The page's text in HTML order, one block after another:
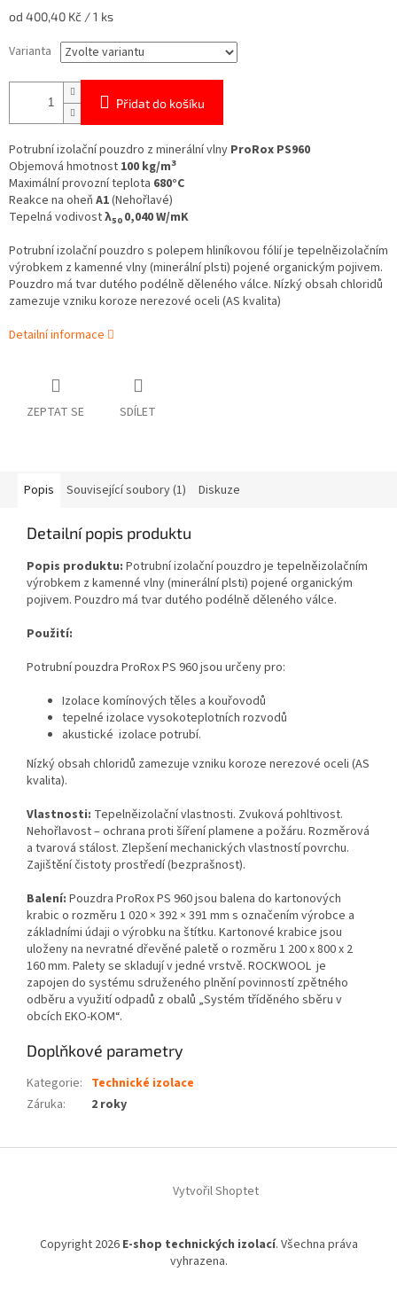
Měrná
od 400,40 Kč / 1 ks
Varianta
Přidat do košíku
Potrubní izolační pouzdro z minerální vlny ProRox PS960
Objemová hmotnost 100 kg/m3
Maximální provozní teplota 680°C
Reakce na oheň A1(Nehořlavé)
Tepelná vodivostλ50 0,040 W/mK
Potrubní izolační pouzdro s polepem hliníkovou fólií je tepelněizolačním
výrobkem z kamenné vlny (minerální plsti) pojené organickým pojivem.
Pouzdro má tvar dutého podélně děleného válce. Nízký obsah chloridů
zamezuje vzniku koroze nerezové oceli (AS kvalita)
Detailní informace
ZEPTAT SE SDÍLET
Popis Související soubory (1) Diskuze
Detailní popis produktu
Popis produktu: Potrubní izolační pouzdro je tepelněizolačním
výrobkem z kamenné vlny (minerální plsti) pojené organickým
pojivem. Pouzdro má tvar dutého podélně děleného válce.
Použití:
Potrubní pouzdra ProRox PS 960 jsou určeny pro:
Izolace komínových těles a kouřovodů
tepelné izolace vysokoteplotních rozvodů
akustické izolace potrubí.
Nízký obsah chloridů zamezuje vzniku koroze nerezové oceli (AS
kvalita).
Vlastnosti: Tepelněizolační vlastnosti. Zvuková pohltivost.
Nehořlavost – ochrana proti šíření plamene a požáru. Rozměrová
a tvarová stálost. Zlepšení mechanických vlastností povrchu.
Zajištění čistoty prostředí (bezprašnost).
Balení: Pouzdra ProRox PS 960 jsou balena do kartonových
krabic o rozměru 1 020 × 392 × 391 mm s označením výrobce a
základními údaji o výrobku na štítku. Kartonové krabice jsou
uloženy na nevratné dřevěné paletě o rozměru 1 200 x 800 x 2
160 mm. Palety se skladují v jedné vrstvě. ROCKWOOL je
zapojen do systému sdruženého plnění povinností zpětného
odběru a využití odpadů z obalů „Systém tříděného sběru v
obcích EKO-KOM“.
Doplňkové parametry
Kategorie: Technické izolace
Záruka: 2 roky
Vytvořil Shoptet
Copyright 2026 E-shop technických izolací. Všechna práva
vyhrazena.